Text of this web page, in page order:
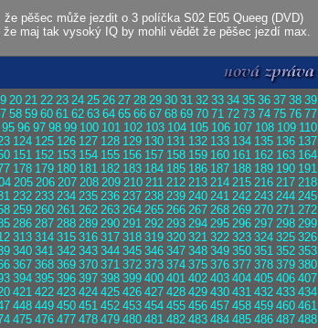
pěšec může jezdit o 3 políčka S02 E05 Queeg (DVD)
že maj tak vysoký IQ by mohli vědět že pěšec jezdí max.
20 21 22 23 24 25 26 27 28 29 30 31 32 33 34 35 36 37 38 39
58 59 60 61 62 63 64 65 66 67 68 69 70 71 72 73 74 75 76 77
95 96 97 98 99 100 101 102 103 104 105 106 107 108 109 110
124 125 126 127 128 129 130 131 132 133 134 135 136 137
151 152 153 154 155 156 157 158 159 160 161 162 163 164
178 179 180 181 182 183 184 185 186 187 188 189 190 191
205 206 207 208 209 210 211 212 213 214 215 216 217 218
232 233 234 235 236 237 238 239 240 241 242 243 244 245
259 260 261 262 263 264 265 266 267 268 269 270 271 272
286 287 288 289 290 291 292 293 294 295 296 297 298 299
313 314 315 316 317 318 319 320 321 322 323 324 325 326
340 341 342 343 344 345 346 347 348 349 350 351 352 353
367 368 369 370 371 372 373 374 375 376 377 378 379 380
394 395 396 397 398 399 400 401 402 403 404 405 406 407
421 422 423 424 425 426 427 428 429 430 431 432 433 434
448 449 450 451 452 453 454 455 456 457 458 459 460 461
475 476 477 478 479 480 481 482 483 484 485 486 487 488